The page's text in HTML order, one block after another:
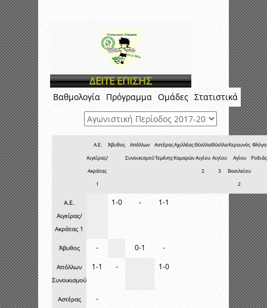
ΔΕΙΤΕ ΕΠΙΣΗΣ
Βαθμολογία Πρόγραμμα Ομάδες Στατιστικά
Α.Ε.
Αιγείρας/
Ακράτας
1
Άβυθος Απόλλων
Συνοικισμού
Αστέρας
Τεμένης
Αχιλλέας
Καμαρών
Θύελλα
Αιγίου
2
Θύελλα
Αιγίου
3
Κεραυνός
Αγίου
Βασιλείου
2
Φλόγα
Ροδιάς
Α.Ε.
Αιγείρας/
Ακράτας 1
1-0 - 1-1
Άβυθος - 0-1 -
Απόλλων
Συνοικισμού
1-1 - 1-0
Αστέρας
-